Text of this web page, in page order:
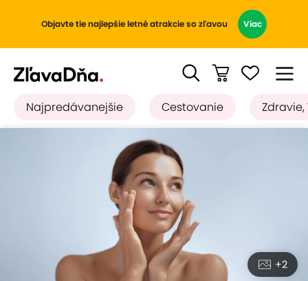
Objavte tie najlepšie letné atrakcie so zľavou Viac
Najpredávanejšie Cestovanie Zdravie,
+2